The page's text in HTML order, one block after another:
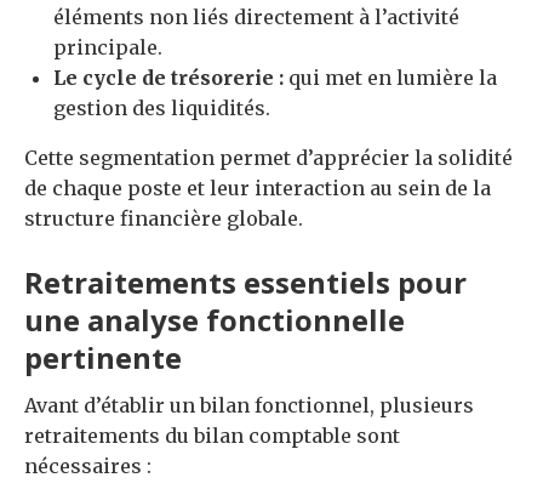
éléments non liés directement à l’activité
principale.
Le cycle de trésorerie : qui met en lumière la
gestion des liquidités.
Cette segmentation permet d’apprécier la solidité
de chaque poste et leur interaction au sein de la
structure financière globale.
Retraitements essentiels pour
une analyse fonctionnelle
pertinente
Avant d’établir un bilan fonctionnel, plusieurs
retraitements du bilan comptable sont
nécessaires :